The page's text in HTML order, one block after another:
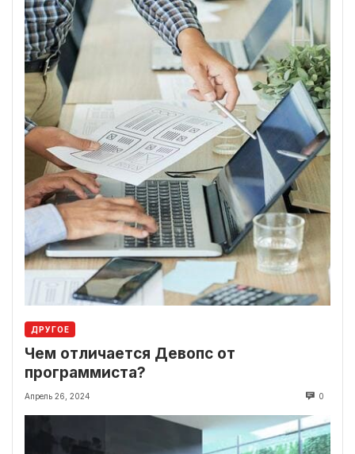
ДРУГОЕ
Чем отличается Девопс от
программиста?
Апрель 26, 2024 0